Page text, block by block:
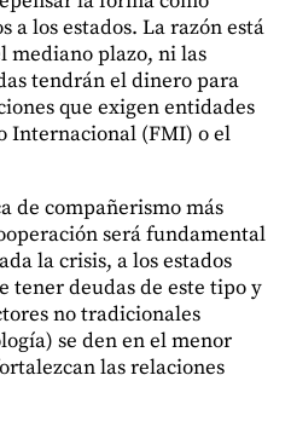
a los estados. La razón está
mediano plazo, ni las
tendrán el dinero para
que exigen entidades
Internacional (FMI) o el
de compañerismo más
será fundamental
la crisis, a los estados
tener deudas de este tipo y
no tradicionales
se den en el menor
las relaciones